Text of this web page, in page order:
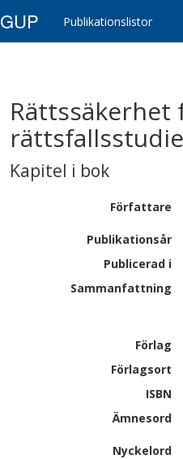
GUP Publikationslistor
Kapitel i bok
Författare
Publikationsår
Publicerad i
Sammanfattning
Förlag
Förlagsort
ISBN
Ämnesord
Nyckelord